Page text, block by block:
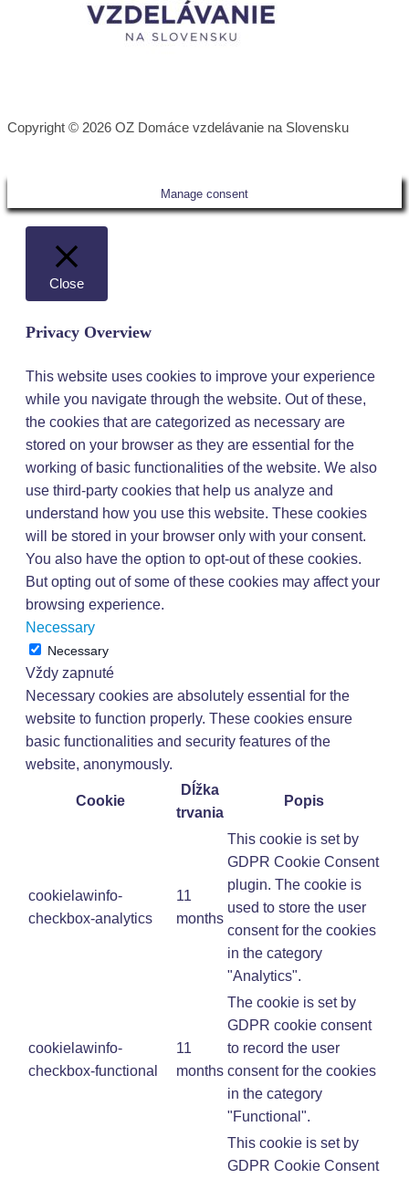
Copyright © 2026 OZ Domáce vzdelávanie na Slovensku
Manage consent
Close
Privacy Overview
This website uses cookies to improve your experience
while you navigate through the website. Out of these,
the cookies that are categorized as necessary are
stored on your browser as they are essential for the
working of basic functionalities of the website. We also
use third-party cookies that help us analyze and
understand how you use this website. These cookies
will be stored in your browser only with your consent.
You also have the option to opt-out of these cookies.
But opting out of some of these cookies may affect your
browsing experience.
Necessary
Necessary
Vždy zapnuté
Necessary cookies are absolutely essential for the
website to function properly. These cookies ensure
basic functionalities and security features of the
website, anonymously.
Cookie
Dĺžka
trvania
Popis
cookielawinfo-
checkbox-analytics
11
months
This cookie is set by
GDPR Cookie Consent
plugin. The cookie is
used to store the user
consent for the cookies
in the category
"Analytics".
cookielawinfo-
checkbox-functional
11
months
The cookie is set by
GDPR cookie consent
to record the user
consent for the cookies
in the category
"Functional".
This cookie is set by
GDPR Cookie Consent